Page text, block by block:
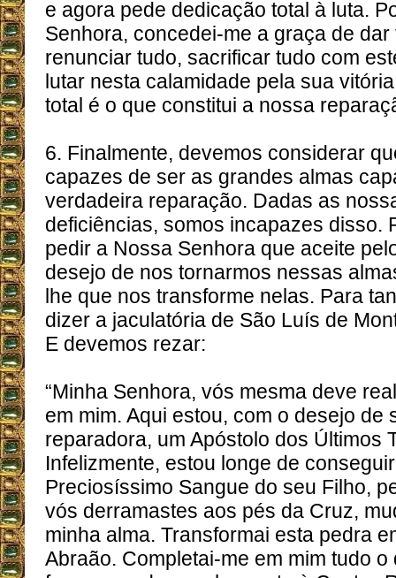
e agora pede dedicação total à luta.
Senhora, concedei-me a graça de
renunciar tudo, sacrificar tudo com
lutar nesta calamidade pela sua
total é o que constitui a nossa
6. Finalmente, devemos considerar
capazes de ser as grandes almas
verdadeira reparação. Dadas as
deficiências, somos incapazes disso.
pedir a Nossa Senhora que aceite
desejo de nos tornarmos nessas
lhe que nos transforme nelas. Para
dizer a jaculatória de São Luís de
E devemos rezar:
“Minha Senhora, vós mesma deve
em mim. Aqui estou, com o desejo de
reparadora, um Apóstolo dos Últimos
Infelizmente, estou longe de
Preciosíssimo Sangue do seu Filho,
vós derramastes aos pés da Cruz,
minha alma. Transformai esta pedra
Abraão. Completai-me em mim tudo